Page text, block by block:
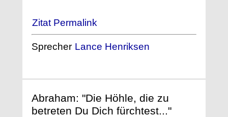
Zitat Permalink
Sprecher Lance Henriksen
Abraham: "Die Höhle, die zu
betreten Du Dich fürchtest..."